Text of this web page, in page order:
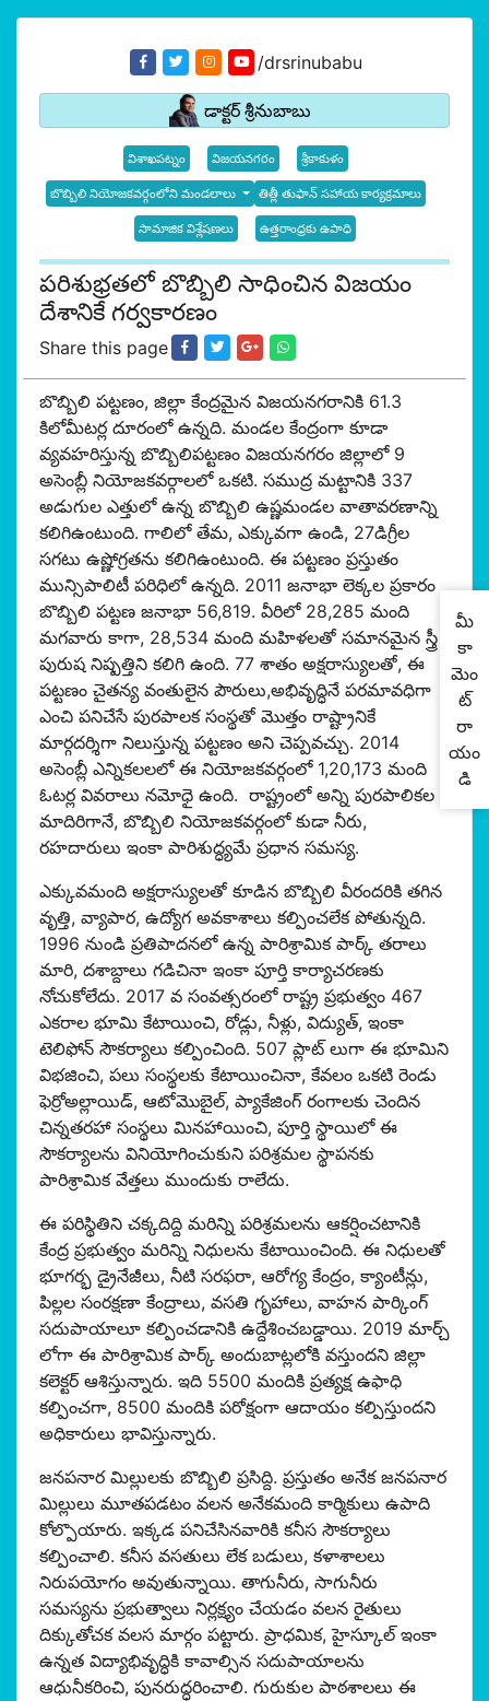
/drsrinubabu
డాక్టర్ శ్రీనుబాబు
విశాఖపట్నం విజయనగరం శ్రీకాకుళం
బొబ్బిలి నియోజకవర్గంలోని మండలాలు తిత్లీ తుఫాన్ సహాయ కార్యక్రమాలు
సామాజిక విశ్లేషణలు ఉత్తరాంధ్రకు ఉపాధి
పరిశుభ్రతలో బొబ్బిలి సాధించిన విజయం
దేశానికే గర్వకారణం
Share this page
బొబ్బిలి పట్టణం, జిల్లా కేంద్రమైన విజయనగరానికి 61.3
కిలోమీటర్ల దూరంలో ఉన్నది. మండల కేంద్రంగా కూడా
వ్యవహరిస్తున్న బొబ్బిలిపట్టణం విజయనగరం జిల్లాలో 9
అసెంబ్లీ నియోజకవర్గాలలో ఒకటి. సముద్ర మట్టానికి 337
అడుగుల ఎత్తులో ఉన్న బొబ్బిలి ఉష్ణమండల వాతావరణాన్ని
కలిగిఉంటుంది. గాలిలో తేమ, ఎక్కువగా ఉండి, 27డిగ్రీల
సగటు ఉష్ణోగ్రతను కలిగిఉంటుంది. ఈ పట్టణం ప్రస్తుతం
మున్సిపాలిటీ పరిధిలో ఉన్నది. 2011 జనాభా లెక్కల ప్రకారం
బొబ్బిలి పట్టణ జనాభా 56,819. వీరిలో 28,285 మంది
మగవారు కాగా, 28,534 మంది మహిళలతో సమానమైన స్త్రీ
పురుష నిష్పత్తిని కలిగి ఉంది. 77 శాతం అక్షరాస్యులతో, ఈ
పట్టణం చైతన్య వంతులైన పౌరులు,అభివృద్ధినే పరమావధిగా
ఎంచి పనిచేసే పురపాలక సంస్థతో మొత్తం రాష్ట్రానికే
మార్గదర్శిగా నిలుస్తున్న పట్టణం అని చెప్పవచ్చు. 2014
అసెంబ్లీ ఎన్నికలలలో ఈ నియోజకవర్గంలో 1,20,173 మంది
ఓటర్ల వివరాలు నమోధై ఉంది. రాష్ట్రంలో అన్ని పురపాలికల
మాదిరిగానే, బొబ్బిలి నియోజకవర్గంలో కుడా నీరు,
రహదారులు ఇంకా పారిశుద్ధ్యమే ప్రధాన సమస్య.
ఎక్కువమంది అక్షరాస్యులతో కూడిన బొబ్బిలి వీరందరికి తగిన
వృత్తి, వ్యాపార, ఉద్యోగ అవకాశాలు కల్పించలేక పోతున్నది.
1996 నుండి ప్రతిపాదనలో ఉన్న పారిశ్రామిక పార్క్ తరాలు
మారి, దశాబ్దాలు గడిచినా ఇంకా పూర్తి కార్యాచరణకు
నోచుకోలేదు. 2017 వ సంవత్సరంలో రాష్ట్ర ప్రభుత్వం 467
ఎకరాల భూమి కేటాయించి, రోడ్లు, నీళ్లు, విద్యుత్, ఇంకా
టెలిఫోన్ సౌకర్యాలు కల్పించింది. 507 ప్లాట్ లుగా ఈ భూమిని
విభజించి, పలు సంస్థలకు కేటాయించినా, కేవలం ఒకటి రెండు
ఫెర్రోఅల్లాయిడ్, ఆటోమొబైల్, ప్యాకేజింగ్ రంగాలకు చెందిన
చిన్నతరహా సంస్థలు మినహాయించి, పూర్తి స్థాయిలో ఈ
సౌకర్యాలను వినియోగించుకుని పరిశ్రమల స్థాపనకు
పారిశ్రామిక వేత్తలు ముందుకు రాలేదు.
ఈ పరిస్థితిని చక్కదిద్ది మరిన్ని పరిశ్రమలను ఆకర్షించటానికి
కేంద్ర ప్రభుత్వం మరిన్ని నిధులను కేటాయించింది. ఈ నిధులతో
భూగర్భ డ్రైనేజీలు, నీటి సరఫరా, ఆరోగ్య కేంద్రం, క్యాంటీన్లు,
పిల్లల సంరక్షణా కేంద్రాలు, వసతి గృహాలు, వాహన పార్కింగ్
సదుపాయాలూ కల్పించడానికి ఉద్దేశించబడ్డాయి. 2019 మార్చ్
లోగా ఈ పారిశ్రామిక పార్క్ అందుబాట్లలోకి వస్తుందని జిల్లా
కలెక్టర్ ఆశిస్తున్నారు. ఇది 5500 మందికి ప్రత్యక్ష ఉఫాధి
కల్పించగా, 8500 మందికి పరోక్షంగా ఆదాయం కల్పిస్తుందని
అధికారులు భావిస్తున్నారు.
జనపనార మిల్లులకు బొబ్బిలి ప్రసిద్ది. ప్రస్తుతం అనేక జనపనార
మిల్లులు మూతపడటం వలన అనేకమంది కార్మికులు ఉపాది
కోల్పొయారు. ఇక్కడ పనిచేసినవారికి కనీస సౌకర్యాలు
కల్పించాలి. కనీస వసతులు లేక బడులు, కళాశాలలు
నిరుపయోగం అవుతున్నాయి. తాగునీరు, సాగునీరు
సమస్యను ప్రభుత్వాలు నిర్లక్ష్యం చేయడం వలన రైతులు
దిక్కుతోచక వలస మార్గం పట్టారు. ప్రాధమిక, హైస్కూల్ ఇంకా
ఉన్నత విద్యాభివృద్ధికి కావాల్సిన సదుపాయాలను
ఆధునీకరించి, పునరుద్ధరించాలి. గురుకుల పాఠశాలలు ఈ
మీ
కా
మెం
ట్
రా
యం
డి